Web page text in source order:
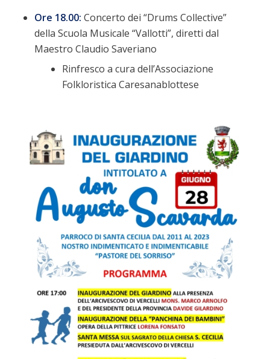
Ore 18.00: Concerto dei “Drums Collective”
della Scuola Musicale “Vallotti”, diretti dal
Maestro Claudio Saveriano
Rinfresco a cura dell’Associazione
Folkloristica Caresanablottese